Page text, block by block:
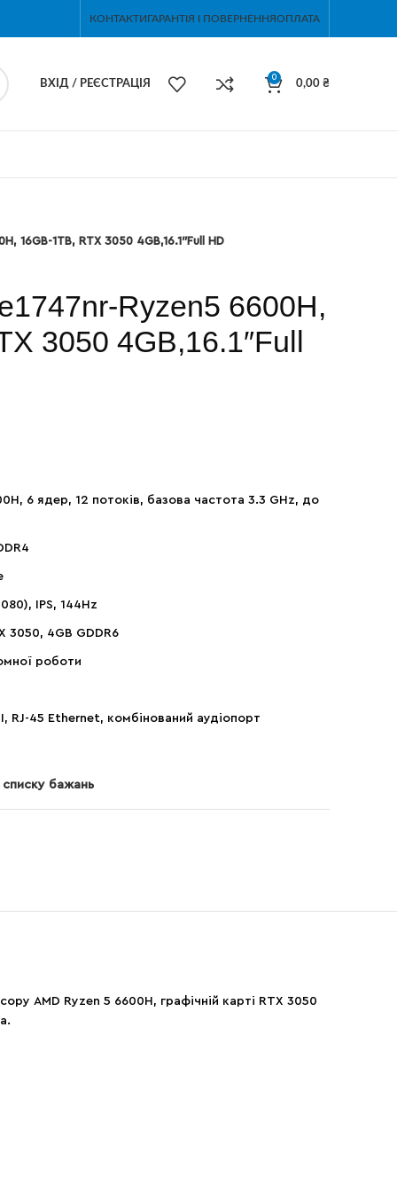
КОНТАКТИГАРАНТІЯ І ПОВЕРНЕННЯОПЛАТА
ВХІД / РЕЄСТРАЦІЯ
0
0,00 ₴
16GB-1TB, RTX 3050 4GB,16.1″Full HD
Ryzen5 6600H,
3050 4GB,16.1″Full
6 ядер, 12 потоків, базова частота 3.3 GHz, до
IPS, 144Hz
3050, 4GB GDDR6
роботи
RJ-45 Ethernet, комбінований аудіопорт
бажань
AMD Ryzen 5 6600H, графічній карті RTX 3050